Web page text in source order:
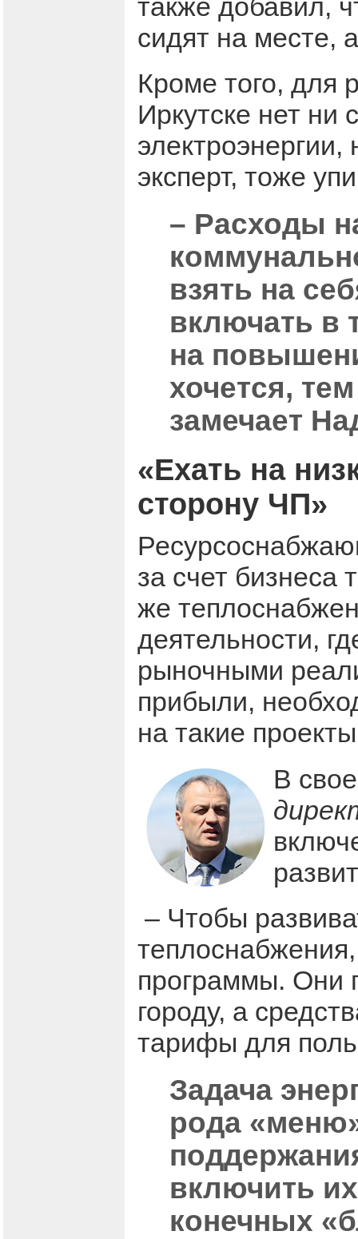
также добавил,
сидят на месте,
Кроме того, для
Иркутске нет
эксперт, тоже
– Расходы
взять на
включать в
на
хочется,
замечает
«Ехать на
сторону ЧП»
за счет бизнеса
же
деятельности,
рыночными
прибыли,
на такие
В
– Чтобы
программы. Они
городу, а
тарифы для
Задача
рода
включить
конечных